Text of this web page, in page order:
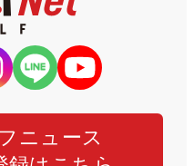
ニュース